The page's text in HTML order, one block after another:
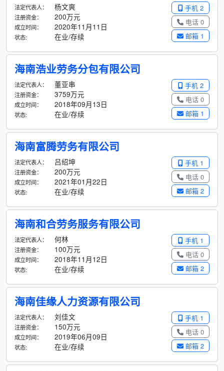
手机 2
电话 0
邮箱 1
法定代表人： 杨文爽
注册资金： 200万元
成立时间： 2020年11月11日
状态: 在业/存续
海南浩业劳务分包有限公司
手机 2
电话 0
邮箱 1
法定代表人： 董亚串
注册资金： 3759万元
成立时间： 2018年09月13日
状态: 在业/存续
海南富腾劳务有限公司
手机 1
电话 0
邮箱 2
法定代表人： 吕绍坤
注册资金： 200万元
成立时间： 2021年01月22日
状态: 在业/存续
海南和合劳务服务有限公司
手机 1
电话 0
邮箱 2
法定代表人： 何林
注册资金： 100万元
成立时间： 2018年11月12日
状态: 在业/存续
海南佳缘人力资源有限公司
手机 1
电话 0
邮箱 2
法定代表人： 刘佳文
注册资金： 150万元
成立时间： 2019年06月09日
状态: 在业/存续